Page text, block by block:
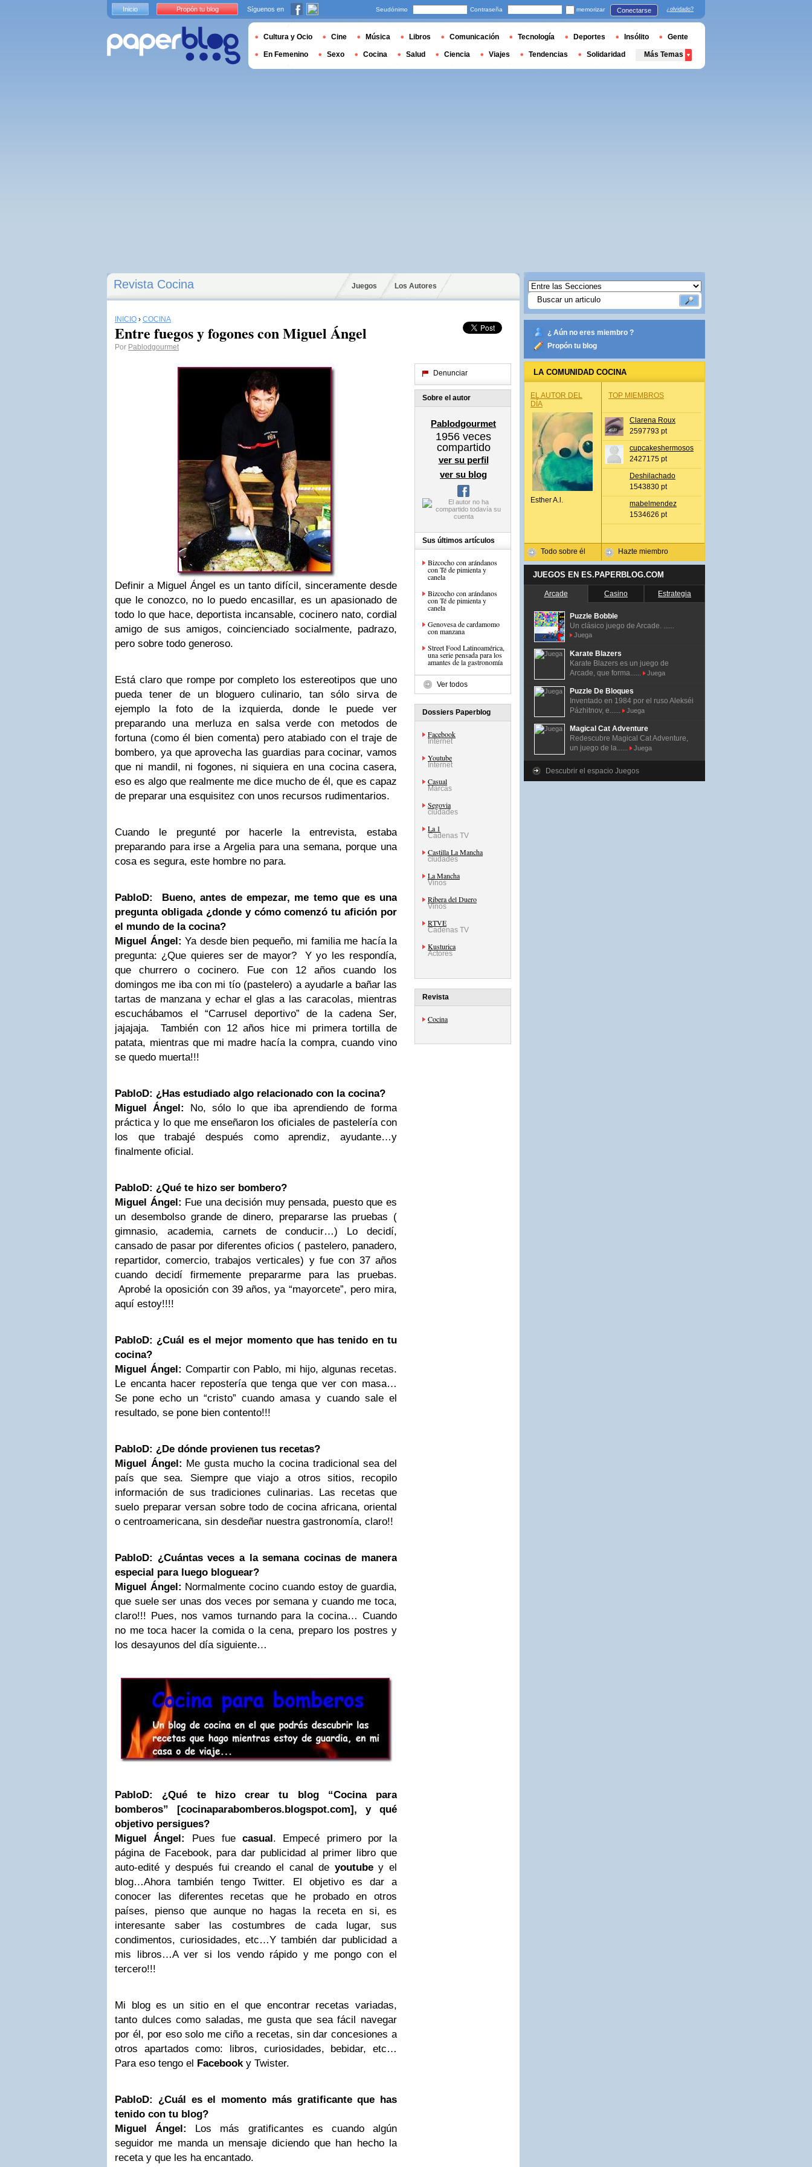
Revista Cocina Juegos Los Autores
INICIO › COCINA
Entre fuegos y fogones con Miguel Ángel
Por Pablodgourmet
Definir a Miguel Ángel es un tanto difícil, sinceramente desde
que le conozco, no lo puedo encasillar, es un apasionado de
todo lo que hace, deportista incansable, cocinero nato, cordial
amigo de sus amigos, coincienciado socialmente, padrazo,
pero sobre todo generoso.
Está claro que rompe por completo los estereotipos que uno
pueda tener de un bloguero culinario, tan sólo sirva de
ejemplo la foto de la izquierda, donde le puede ver
preparando una merluza en salsa verde con metodos de
fortuna (como él bien comenta) pero atabiado con el traje de
bombero, ya que aprovecha las guardias para cocinar, vamos
que ni mandil, ni fogones, ni siquiera en una cocina casera,
eso es algo que realmente me dice mucho de él, que es capaz
de preparar una esquisitez con unos recursos rudimentarios.
Cuando le pregunté por hacerle la entrevista, estaba
preparando para irse a Argelia para una semana, porque una
cosa es segura, este hombre no para.
PabloD: Bueno, antes de empezar, me temo que es una
pregunta obligada ¿donde y cómo comenzó tu afición por
el mundo de la cocina?
Miguel Ángel: Ya desde bien pequeño, mi familia me hacía la
pregunta: ¿Que quieres ser de mayor? Y yo les respondía,
que churrero o cocinero. Fue con 12 años cuando los
domingos me iba con mi tío (pastelero) a ayudarle a bañar las
tartas de manzana y echar el glas a las caracolas, mientras
escuchábamos el “Carrusel deportivo” de la cadena Ser,
jajajaja. También con 12 años hice mi primera tortilla de
patata, mientras que mi madre hacía la compra, cuando vino
se quedo muerta!!!
PabloD: ¿Has estudiado algo relacionado con la cocina?
Miguel Ángel: No, sólo lo que iba aprendiendo de forma
práctica y lo que me enseñaron los oficiales de pastelería con
los que trabajé después como aprendiz, ayudante…y
finalmente oficial.
PabloD: ¿Qué te hizo ser bombero?
Miguel Ángel: Fue una decisión muy pensada, puesto que es
un desembolso grande de dinero, prepararse las pruebas (
gimnasio, academia, carnets de conducir…) Lo decidí,
cansado de pasar por diferentes oficios ( pastelero, panadero,
repartidor, comercio, trabajos verticales) y fue con 37 años
cuando decidí firmemente prepararme para las pruebas.
Aprobé la oposición con 39 años, ya “mayorcete”, pero mira,
aquí estoy!!!!
PabloD: ¿Cuál es el mejor momento que has tenido en tu
cocina?
Miguel Ángel: Compartir con Pablo, mi hijo, algunas recetas.
Le encanta hacer repostería que tenga que ver con masa…
Se pone echo un “cristo” cuando amasa y cuando sale el
resultado, se pone bien contento!!!
PabloD: ¿De dónde provienen tus recetas?
Miguel Ángel: Me gusta mucho la cocina tradicional sea del
país que sea. Siempre que viajo a otros sitios, recopilo
información de sus tradiciones culinarias. Las recetas que
suelo preparar versan sobre todo de cocina africana, oriental
o centroamericana, sin desdeñar nuestra gastronomía, claro!!
PabloD: ¿Cuántas veces a la semana cocinas de manera
especial para luego bloguear?
Miguel Ángel: Normalmente cocino cuando estoy de guardia,
que suele ser unas dos veces por semana y cuando me toca,
claro!!! Pues, nos vamos turnando para la cocina… Cuando
no me toca hacer la comida o la cena, preparo los postres y
los desayunos del día siguiente…
PabloD: ¿Qué te hizo crear tu blog “Cocina para
bomberos” [cocinaparabomberos.blogspot.com], y qué
objetivo persigues?
Miguel Ángel: Pues fue casual. Empecé primero por la
página de Facebook, para dar publicidad al primer libro que
auto-edité y después fui creando el canal de youtubey el
blog…Ahora también tengo Twitter. El objetivo es dar a
conocer las diferentes recetas que he probado en otros
países, pienso que aunque no hagas la receta en si, es
interesante saber las costumbres de cada lugar, sus
condimentos, curiosidades, etc…Y también dar publicidad a
mis libros…A ver si los vendo rápido y me pongo con el
tercero!!!
Mi blog es un sitio en el que encontrar recetas variadas,
tanto dulces como saladas, me gusta que sea fácil navegar
por él, por eso solo me ciño a recetas, sin dar concesiones a
otros apartados como: libros, curiosidades, bebidar, etc…
Para eso tengo el Facebooky Twister.
PabloD: ¿Cuál es el momento más gratificante que has
tenido con tu blog?
Miguel Ángel: Los más gratificantes es cuando algún
seguidor me manda un mensaje diciendo que han hecho la
receta y que les ha encantado.
Denunciar
Sobre el autor
Pablodgourmet
1956 veces
compartido
ver su perfil
ver su blog
Sus últimos artículos
Bizcocho con arándanos
con Té de pimienta y
canela
Bizcocho con arándanos
con Té de pimienta y
canela
Genovesa de cardamomo
con manzana
Street Food Latinoamérica,
una serie pensada para los
amantes de la gastronomía
Ver todos
Dossiers Paperblog
Facebook
Internet
Youtube
Internet
Casual
Marcas
Segovia
ciudades
La 1
Cadenas TV
Castilla La Mancha
ciudades
La Mancha
Vinos
Ribera del Duero
Vinos
RTVE
Cadenas TV
Kusturica
Actores
Revista
Cocina
¿ Aún no eres miembro ?
Propón tu blog
LA COMUNIDAD COCINA
EL AUTOR DEL
DÍA
Esther A.l.
Todo sobre él
TOP MIEMBROS
Clarena Roux
2597793 pt
cupcakeshermosos
2427175 pt
Deshilachado
1543830 pt
mabelmendez
1534626 pt
Hazte miembro
JUEGOS EN ES.PAPERBLOG.COM
Arcade Casino Estrategia
Puzzle Bobble
Un clásico juego de Arcade. ......
Juega
Karate Blazers
Karate Blazers es un juego de
Arcade, que forma......
Juega
Puzzle De Bloques
Inventado en 1984 por el ruso Alekséi
Pázhitnov, e......
Juega
Magical Cat Adventure
Redescubre Magical Cat Adventure,
un juego de la......
Juega
Descubrir el espacio Juegos
Inicio Propón tu blog Síguenos en Seudónimo Contraseña memorizar Conectarse ¿olvidado?
Cultura y Ocio Cine Música Libros Comunicación Tecnología Deportes Insólito Gente
En Femenino Sexo Cocina Salud Ciencia Viajes Tendencias Solidaridad Más Temas